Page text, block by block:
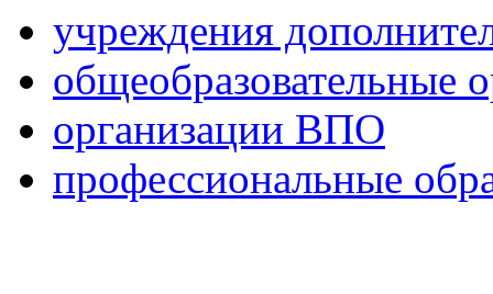
учреждения
общеобразовательные
организации ВПО
профессиональные